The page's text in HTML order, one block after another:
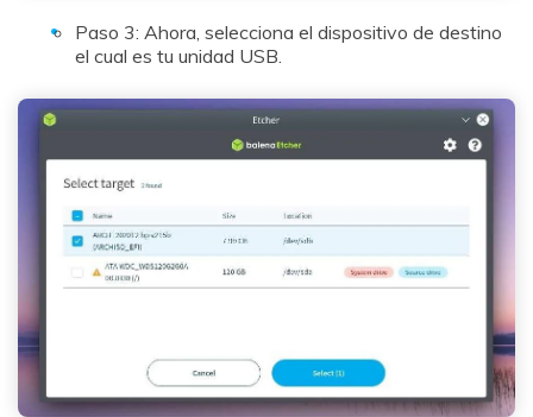
Paso 3: Ahora, selecciona el dispositivo de destino
el cual es tu unidad USB.